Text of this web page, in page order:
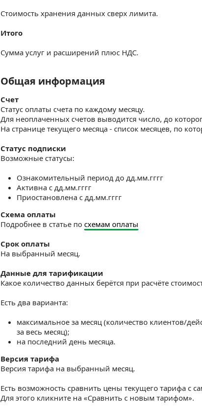
Стоимость хранения данных сверх лимита.
Итого
Сумма услуг и расширений плюс НДС.
Общая информация
Общая информация
Счет
Статус оплаты счета по каждому месяцу.
Для неоплаченных счетов выводится число, до
На странице текущего месяца - список месяцев, по
Статус подписки
Возможные статусы:
Ознакомительный период до дд.мм.гггг
Активна с дд.мм.гггг
Приостановлена с дд.мм.гггг
Схема оплаты
Подробнее в статье по схемам оплаты
Срок оплаты
На выбранный месяц.
Данные для тарификации
Какое количество данных берётся при расчёте
Есть два варианта:
максимальное за месяц (количество клиентов/
за весь месяц);
на последний день месяца.
Версия тарифа
Версия тарифа на выбранный месяц.
Есть возможность сравнить цены текущего тарифа с
Для этого кликните на «Сравнить с новым тарифом».